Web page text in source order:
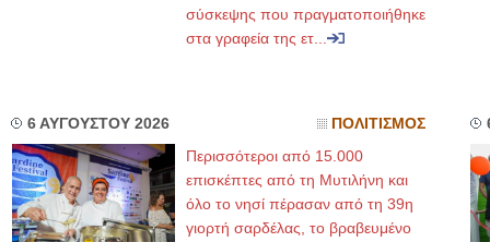
σύσκεψης που πραγματοποιήθηκε
στα γραφεία της ετ...
6 ΑΥΓΟΥΣΤΟΥ 2026 ΠΟΛΙΤΙΣΜΟΣ
Περισσότεροι από 15.000
επισκέπτες από τη Μυτιλήνη και
όλο το νησί πέρασαν από τη 39η
γιορτή σαρδέλας, το βραβευμένο